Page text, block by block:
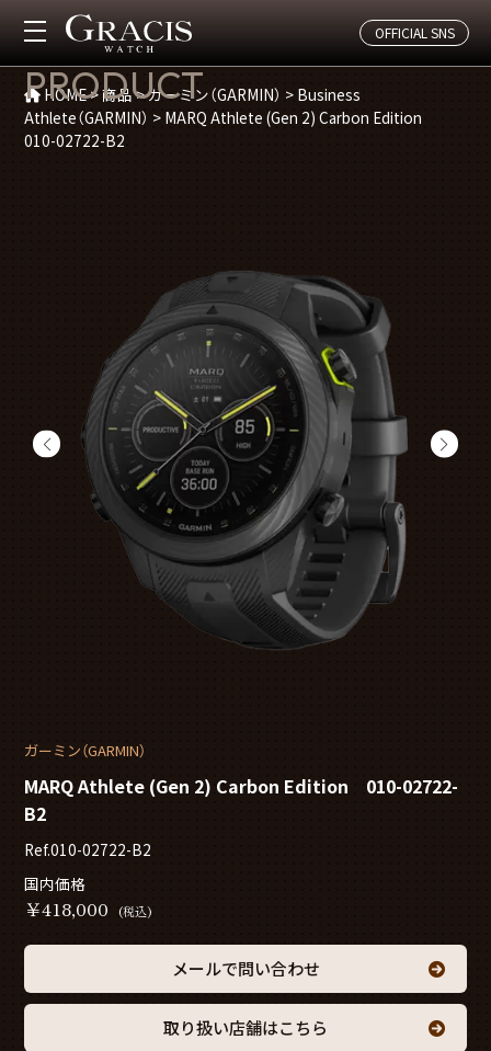
OFFICIAL SNS
商品紹介
PRODUCT
HOME>商品>ガーミン（GARMIN） > Business
Athlete（GARMIN） > MARQ Athlete (Gen 2) Carbon Edition
010-02722-B2
ガーミン（GARMIN）
MARQ Athlete (Gen 2) Carbon Edition 010-02722-
B2
Ref.010-02722-B2
国内価格
￥418,000 (税込)
メールで問い合わせ
取り扱い店舗はこちら